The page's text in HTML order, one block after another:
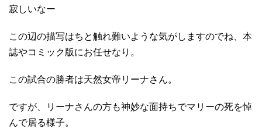
寂しいなー
この辺の描写はちと触れ難いような気がしますのでね、本
誌やコミック版にお任せなり。
この試合の勝者は天然女帝リーナさん。
ですが、リーナさんの方も神妙な面持ちでマリーの死を悼
んで居る様子。